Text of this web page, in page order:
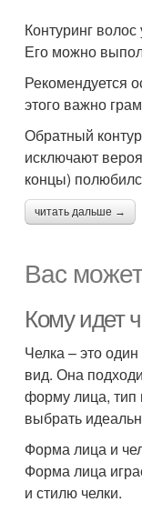
Контуринг
Его можно
Рекомендуется
этого важно
Обратный
исключают
концы)
читать дальше →
Вас
Кому идет
Челка – это
вид. Она
форму лица, тип
выбрать
Форма лица и
Форма лица
и стилю челки.